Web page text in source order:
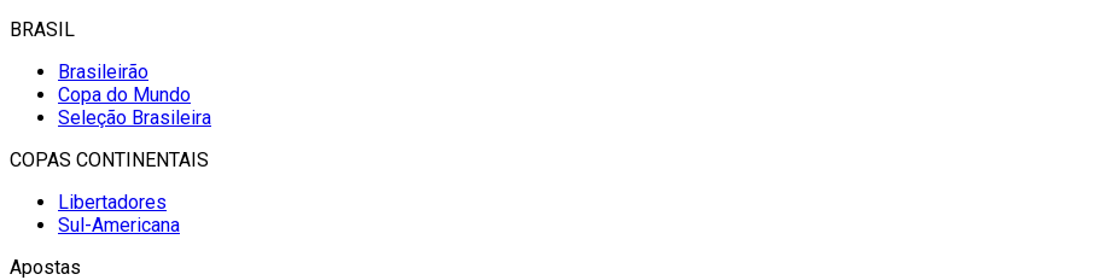
BRASIL
Brasileirão
Copa do Mundo
Seleção Brasileira
COPAS CONTINENTAIS
Libertadores
Sul-Americana
Apostas